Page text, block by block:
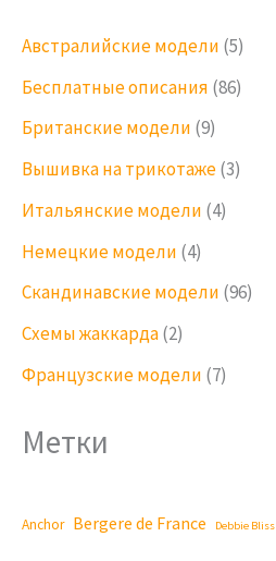
Австралийские модели (5)
Бесплатные описания (86)
Британские модели (9)
Вышивка на трикотаже(3)
Итальянские модели (4)
Немецкие модели (4)
Скандинавские модели (96)
Схемы жаккарда(2)
Французские модели (7)
Метки
Anchor Bergere de France Debbie Bliss